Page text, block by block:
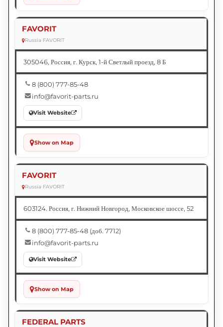
FAVORIT
Russia•FAVORIT
305046, Россия, г. Курск, 1-й Светлый проезд, 8 Б
8 (800) 777-85-48
info@favorit-parts.ru
Visit Website
Show on Map
FAVORIT
Russia•FAVORIT
603124. Россия, г. Нижний Новгород, Московское шоссе, 52
8 (800) 777-85-48 (доб. 7712)
info@favorit-parts.ru
Visit Website
Show on Map
FEDERAL PARTS